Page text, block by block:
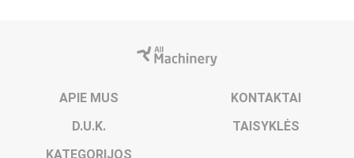
APIE MUS
KONTAKTAI
D.U.K.
TAISYKLĖS
KATEGORIJOS